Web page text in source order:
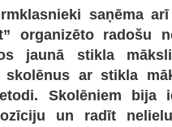
saņēma
organizēto radošu
jaunā stikla
skolēnus ar stikla
Skolēniem bija
un radīt